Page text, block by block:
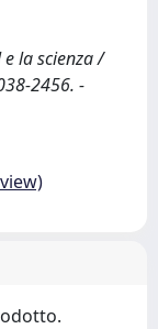
la scienza /
2456. -